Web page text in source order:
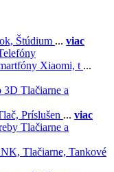
Štúdium ... viac
Xiaomi, t ...
3D Tlačiarne a
Príslušen ... viac
Tlačiarne a
Tlačiarne, Tankové